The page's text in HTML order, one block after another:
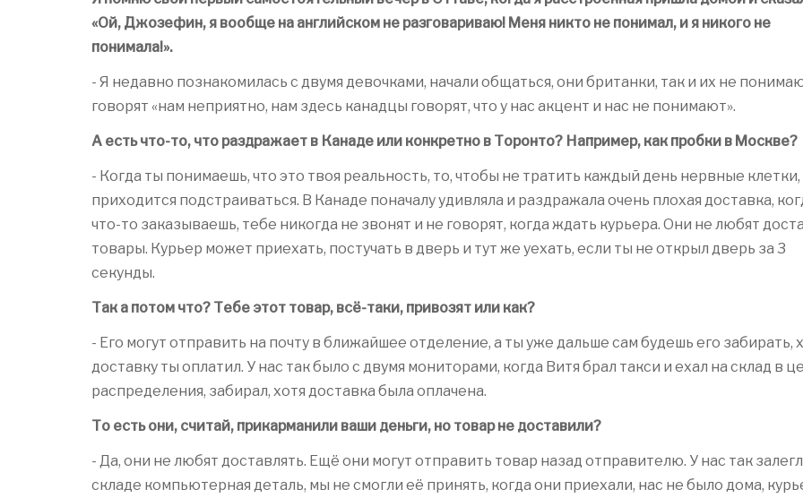
«Ой, Джозефин, я вообще на английском не разговариваю! Меня никто не понимал, и я никого не
понимала!».
- Я недавно познакомилась с двумя девочками, начали общаться, они британки, так и их не
говорят «нам неприятно, нам здесь канадцы говорят, что у нас акцент и нас не понимают».
А есть что-то, что раздражает в Канаде или конкретно в Торонто? Например, как пробки в Москве?
- Когда ты понимаешь, что это твоя реальность, то, чтобы не тратить каждый день нервные клетки,
приходится подстраиваться. В Канаде поначалу удивляла и раздражала очень плохая доставка,
что-то заказываешь, тебе никогда не звонят и не говорят, когда ждать курьера. Они не любят
товары. Курьер может приехать, постучать в дверь и тут же уехать, если ты не открыл дверь за 3
секунды.
Так а потом что? Тебе этот товар, всё-таки, привозят или как?
- Его могут отправить на почту в ближайшее отделение, а ты уже дальше сам будешь его забирать,
доставку ты оплатил. У нас так было с двумя мониторами, когда Витя брал такси и ехал на склад в
распределения, забирал, хотя доставка была оплачена.
То есть они, считай, прикарманили ваши деньги, но товар не доставили?
- Да, они не любят доставлять. Ещё они могут отправить товар назад отправителю. У нас так
складе компьютерная деталь, мы не смогли её принять, когда они приехали, нас не было дома,